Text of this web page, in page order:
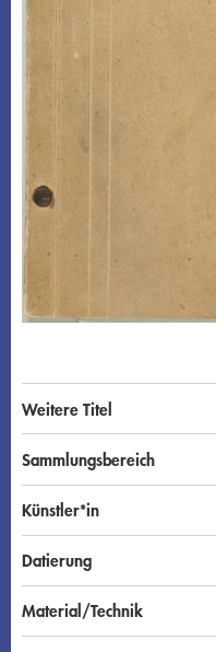
Weitere Titel
Sammlungsbereich
Künstler*in
Datierung
Material/Technik